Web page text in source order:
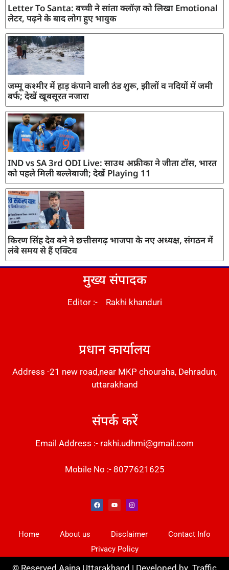
Letter To Santa: बच्ची ने सांता क्लॉज़ को लिखा Emotional
लेटर, पढ़ने के बाद लोग हुए भावुक
जम्मू कश्मीर में हाड़ कंपाने वाली ठंड शुरू, झीलों व नदियों में जमी
बर्फ; देखें खूबसूरत नजारा
IND vs SA 3rd ODI Live: साउथ अफ्रीका ने जीता टॉस, भारत
को पहले मिली बल्लेबाजी; देखें Playing 11
किरण सिंह देव बने ने छत्तीसगढ़ भाजपा के नए अध्यक्ष, संगठन में
लंबे समय से हैं एक्टिव
मुख्य संपादक
Editor :- Rakhi khanduri
प्रधान कार्यालय
Address -21 new road,near MKP chouraha, Dehradun,
uttarakhand
संपर्क करें
Email Address :- rakhi.udhmi@gmail.com
Mobile No :- 8077621625
Home About us Disclaimer
Contact Info
Privacy Policy